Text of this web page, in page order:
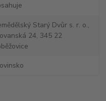
Starý Dvůr s. r. o.,
24, 345 22